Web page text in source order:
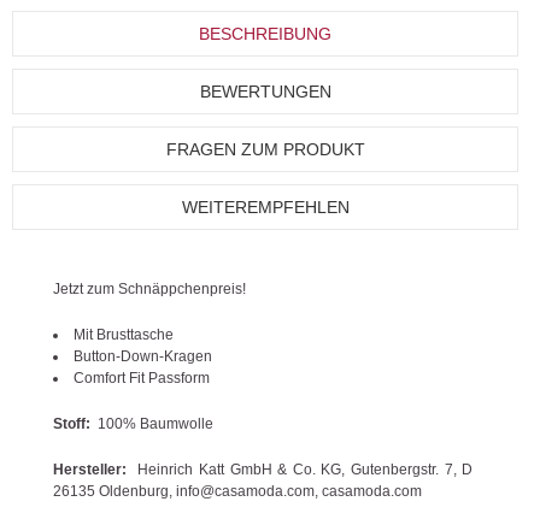
BESCHREIBUNG
BEWERTUNGEN
FRAGEN ZUM PRODUKT
WEITEREMPFEHLEN
Jetzt zum Schnäppchenpreis!
Mit Brusttasche
Button-Down-Kragen
Comfort Fit Passform
Stoff: 100% Baumwolle
Hersteller: Heinrich Katt GmbH & Co. KG, Gutenbergstr. 7, D
26135 Oldenburg, info@casamoda.com, casamoda.com